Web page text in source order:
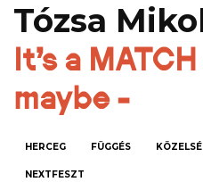
Tózsa
It's a
maybe -
HERCEG FÜGGÉS
NEXTFESZT